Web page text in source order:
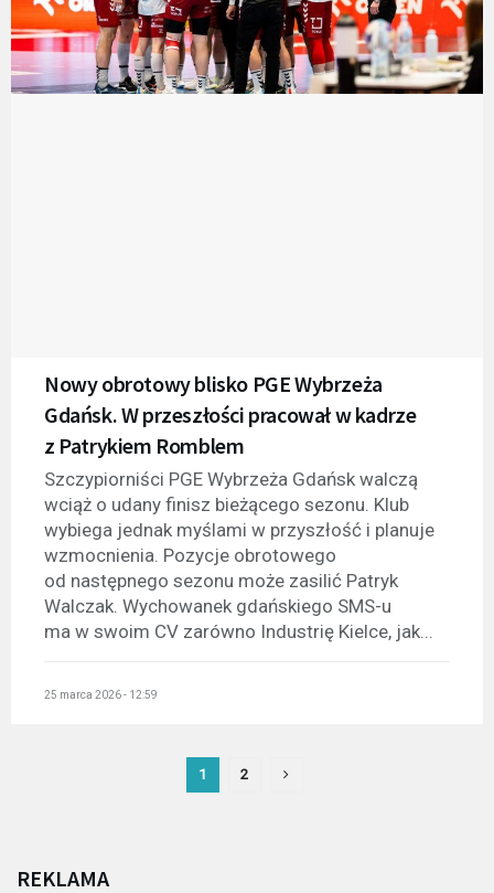
Nowy obrotowy blisko PGE Wybrzeża
Gdańsk. W przeszłości pracował w kadrze
z Patrykiem Romblem
Szczypiorniści PGE Wybrzeża Gdańsk walczą
wciąż o udany finisz bieżącego sezonu. Klub
wybiega jednak myślami w przyszłość i planuje
wzmocnienia. Pozycje obrotowego
od następnego sezonu może zasilić Patryk
Walczak. Wychowanek gdańskiego SMS-u
ma w swoim CV zarówno Industrię Kielce, jak...
25 marca 2026 - 12:59
1 2
REKLAMA